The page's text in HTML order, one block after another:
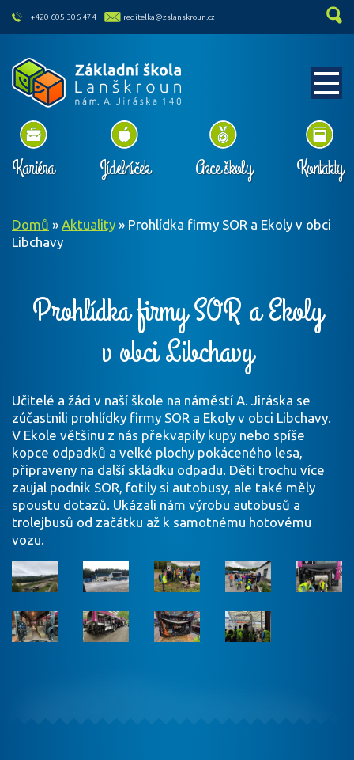
skip to main content
+420 605 306 474 reditelka@zslanskroun.cz
Kariéra Jídelníček Akce školy Kontakty
Domů » Aktuality » Prohlídka firmy SOR a Ekoly v obci
Libchavy
Prohlídka firmy SOR a Ekoly
v obci Libchavy
Učitelé a žáci v naší škole na náměstí A. Jiráska se
zúčastnili prohlídky firmy SOR a Ekoly v obci Libchavy.
V Ekole většinu z nás překvapily kupy nebo spíše
kopce odpadků a velké plochy pokáceného lesa,
připraveny na další skládku odpadu. Děti trochu více
zaujal podnik SOR, fotily si autobusy, ale také měly
spoustu dotazů. Ukázali nám výrobu autobusů a
trolejbusů od začátku až k samotnému hotovému
vozu.